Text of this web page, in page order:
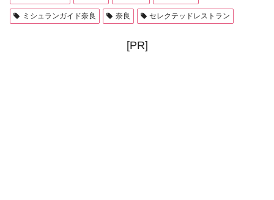
ミシュランガイド奈良 奈良 セレクテッドレストラン
[PR]